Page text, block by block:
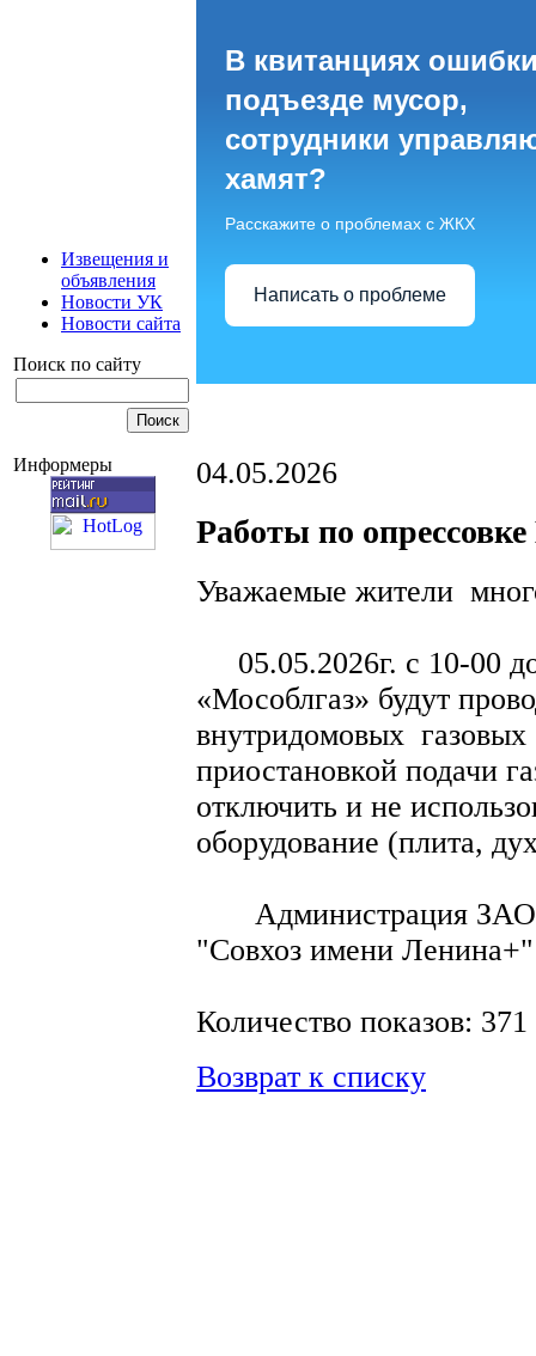
Извещения и
объявления
Новости УК
Новости сайта
Поиск по сайту
Информеры
В квитанциях
подъезде мусор,
сотрудники
хамят?
Расскажите о проблемах с ЖКХ
Написать о проблеме
04.05.2026
Работы по
Уважаемые жители
05.05.2026г. с 10-00
«Мособлгаз» будут
внутридомовых газовых
приостановкой подачи
отключить и не
оборудование (плита,
Администрация ЗАО
"Совхоз имени Ленина+"
Количество показов: 371
Возврат к списку